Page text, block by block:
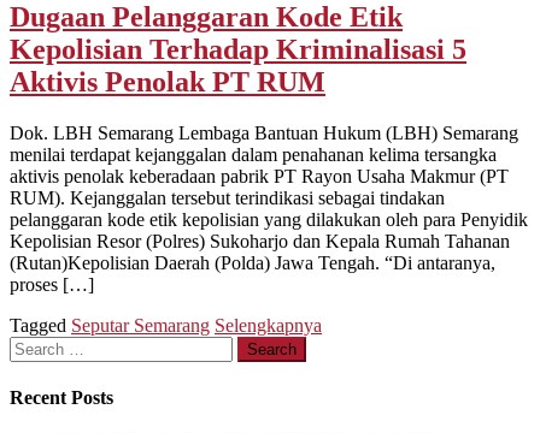
Dugaan Pelanggaran Kode Etik
Kepolisian Terhadap Kriminalisasi 5
Aktivis Penolak PT RUM
Dok. LBH Semarang Lembaga Bantuan Hukum (LBH) Semarang
menilai terdapat kejanggalan dalam penahanan kelima tersangka
aktivis penolak keberadaan pabrik PT Rayon Usaha Makmur (PT
RUM). Kejanggalan tersebut terindikasi sebagai tindakan
pelanggaran kode etik kepolisian yang dilakukan oleh para Penyidik
Kepolisian Resor (Polres) Sukoharjo dan Kepala Rumah Tahanan
(Rutan)Kepolisian Daerah (Polda) Jawa Tengah. “Di antaranya,
proses […]
Tagged Seputar Semarang Selengkapnya
Search
for:
Recent Posts